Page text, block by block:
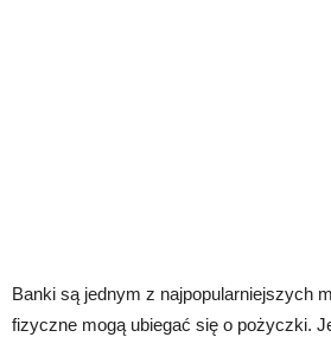
Banki są jednym z najpopularniejszych
fizyczne mogą ubiegać się o pożyczki.